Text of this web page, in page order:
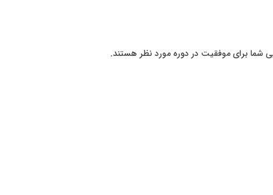
شما برای موفقیت در دوره مورد نظر هستند.